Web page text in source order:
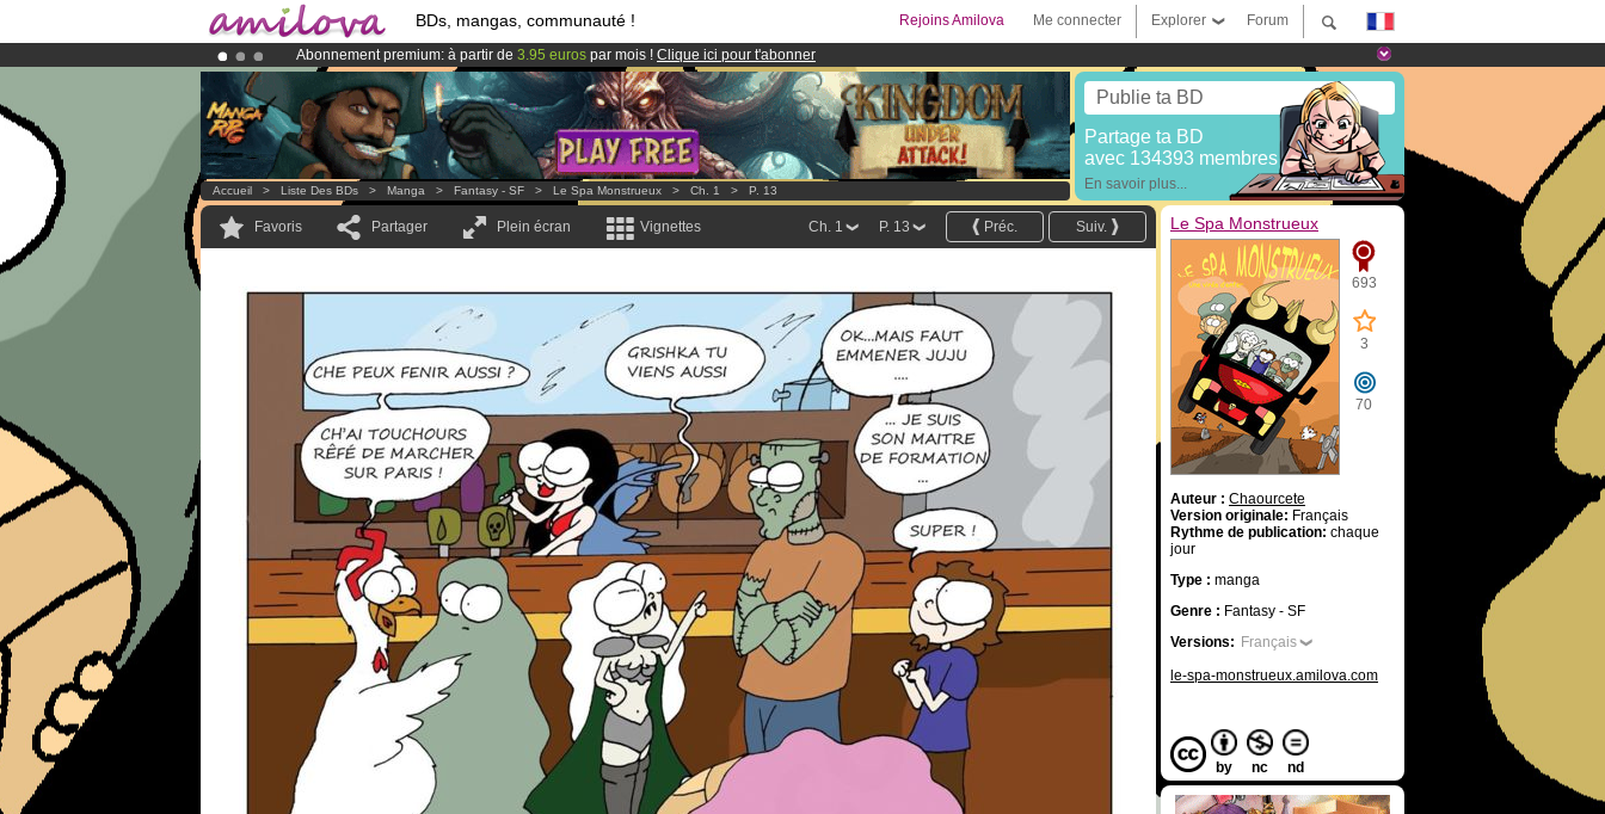
BDs, mangas, communauté ! Forum
Explorer
Me connecter
Rejoins Amilova
Abonnement premium: à partir de 3.95 euros par mois ! Clique ici pour t'abonner
LeKickstarter Amilova est désormais lancé!.
Déjà 100000membreset 1000BDs & Mangas!
Publie ta BD
Partage ta BD
avec 134393 membres !
En savoir plus...
Accueil > Liste Des BDs > Manga > Fantasy - SF > Le Spa Monstrueux > Ch. 1 > P. 13
Favoris Partager Plein écran Vignettes Suiv.
Préc.
P. 13
Ch. 1 Le Spa Monstrueux
693
3
70
Auteur : Chaourcete
Version originale: Français
Rythme de publication: chaque
jour
Type : manga
Genre : Fantasy - SF
Versions: Français
le-spa-monstrueux.amilova.com
by nc nd